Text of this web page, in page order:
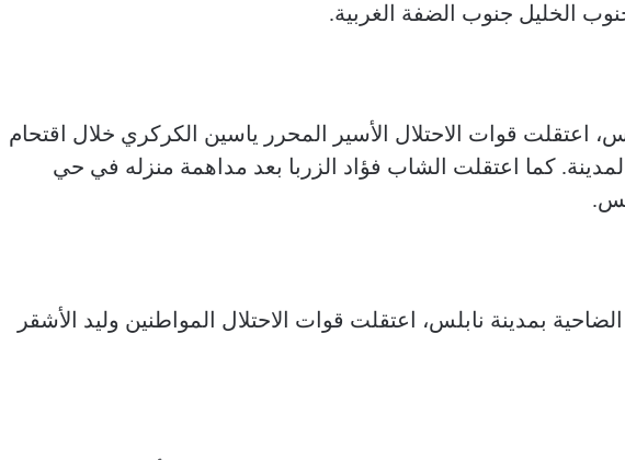
جنوب الخليل جنوب الضفة الغربية.
اعتقلت قوات الاحتلال الأسير المحرر ياسين الكركري خلال اقتحام
كما اعتقلت الشاب فؤاد الزربا بعد مداهمة منزله في حي
بمدينة نابلس، اعتقلت قوات الاحتلال المواطنين وليد الأشقر